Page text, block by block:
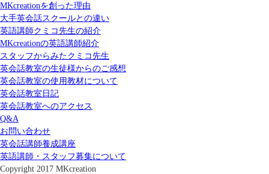
MKcreationを創った理由
大手英会話スクールとの違い
英語講師クミコ先生の紹介
MKcreationの英語講師紹介
スタッフからみたクミコ先生
英会話教室の生徒様からのご感想
英会話教室の使用教材について
英会話教室日記
英会話教室へのアクセス
Q&A
お問い合わせ
英会話講師養成講座
英語講師・スタッフ募集について
Copyright 2017 MKcreation